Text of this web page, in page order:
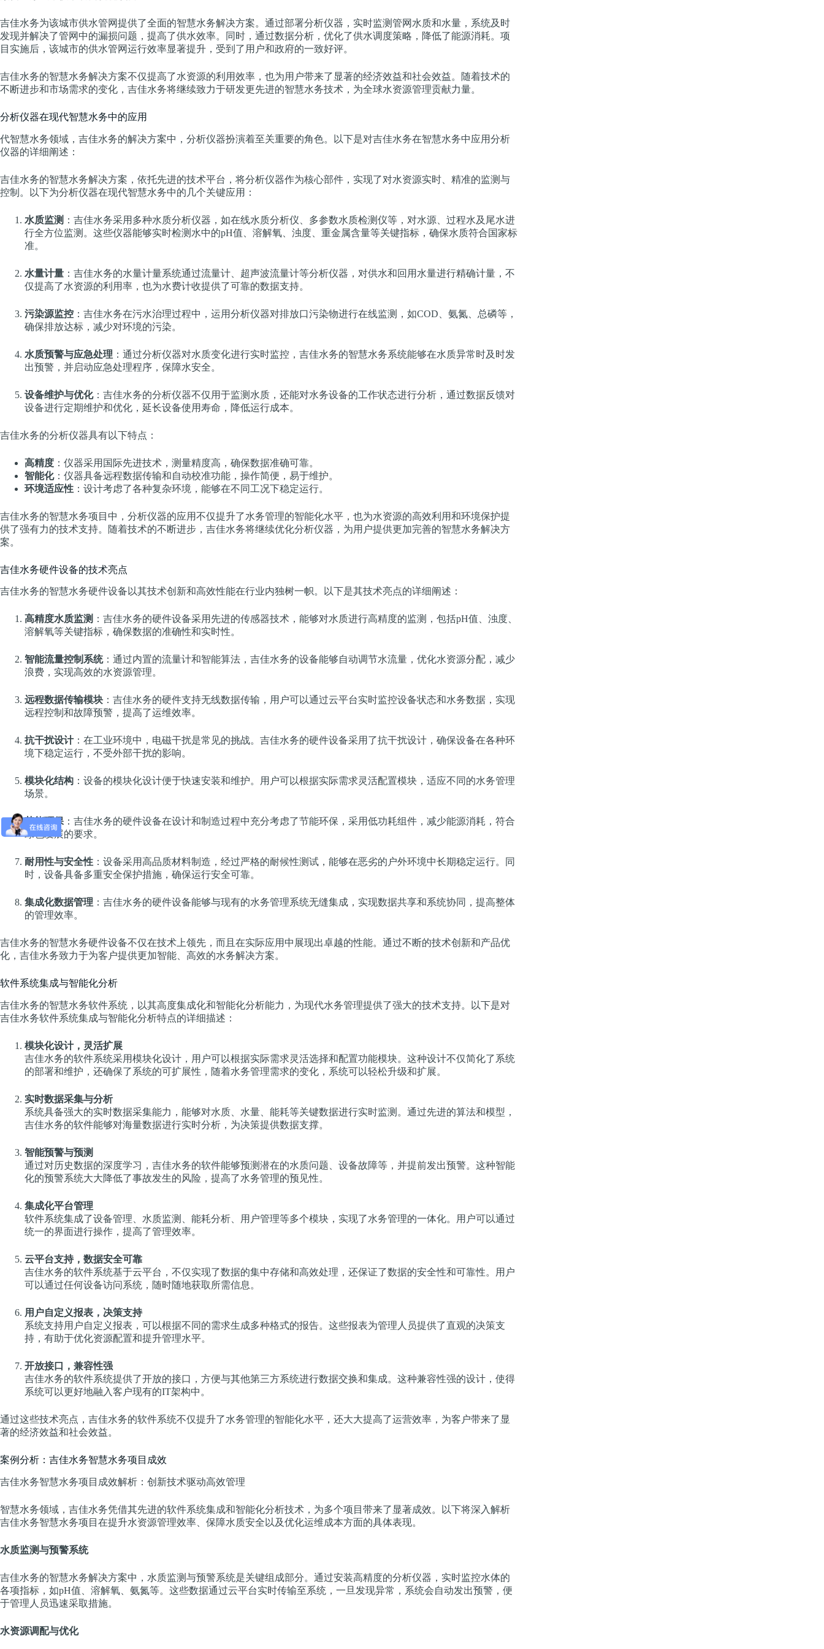
吉佳水务为该城市供水管网提供了全面的智慧水务解决方案。通过部署分析仪器，实时监测管网水质和水量，系统及时
发现并解决了管网中的漏损问题，提高了供水效率。同时，通过数据分析，优化了供水调度策略，降低了能源消耗。项
目实施后，该城市的供水管网运行效率显著提升，受到了用户和政府的一致好评。
吉佳水务的智慧水务解决方案不仅提高了水资源的利用效率，也为用户带来了显著的经济效益和社会效益。随着技术的
不断进步和市场需求的变化，吉佳水务将继续致力于研发更先进的智慧水务技术，为全球水资源管理贡献力量。
分析仪器在现代智慧水务中的应用
代智慧水务领域，吉佳水务的解决方案中，分析仪器扮演着至关重要的角色。以下是对吉佳水务在智慧水务中应用分析
仪器的详细阐述：
吉佳水务的智慧水务解决方案，依托先进的技术平台，将分析仪器作为核心部件，实现了对水资源实时、精准的监测与
控制。以下为分析仪器在现代智慧水务中的几个关键应用：
水质监测 ：吉佳水务采用多种水质分析仪器，如在线水质分析仪、多参数水质检测仪等，对水源、过程水及尾水进
行全方位监测。这些仪器能够实时检测水中的pH值、溶解氧、浊度、重金属含量等关键指标，确保水质符合国家标
准。
水量计量 ：吉佳水务的水量计量系统通过流量计、超声波流量计等分析仪器，对供水和回用水量进行精确计量，不
仅提高了水资源的利用率，也为水费计收提供了可靠的数据支持。
污染源监控 ：吉佳水务在污水治理过程中，运用分析仪器对排放口污染物进行在线监测，如COD、氨氮、总磷等，
确保排放达标，减少对环境的污染。
水质预警与应急处理 ：通过分析仪器对水质变化进行实时监控，吉佳水务的智慧水务系统能够在水质异常时及时发
出预警，并启动应急处理程序，保障水安全。
设备维护与优化：吉佳水务的分析仪器不仅用于监测水质，还能对水务设备的工作状态进行分析，通过数据反馈对
设备进行定期维护和优化，延长设备使用寿命，降低运行成本。
吉佳水务的分析仪器具有以下特点：
高精度 ：仪器采用国际先进技术，测量精度高，确保数据准确可靠。
智能化：仪器具备远程数据传输和自动校准功能，操作简便，易于维护。
环境适应性 ：设计考虑了各种复杂环境，能够在不同工况下稳定运行。
吉佳水务的智慧水务项目中，分析仪器的应用不仅提升了水务管理的智能化水平，也为水资源的高效利用和环境保护提
供了强有力的技术支持。随着技术的不断进步，吉佳水务将继续优化分析仪器，为用户提供更加完善的智慧水务解决方
案。
吉佳水务硬件设备的技术亮点
吉佳水务的智慧水务硬件设备以其技术创新和高效性能在行业内独树一帜。以下是其技术亮点的详细阐述：
高精度水质监测 ：吉佳水务的硬件设备采用先进的传感器技术，能够对水质进行高精度的监测，包括pH值、浊度、
溶解氧等关键指标，确保数据的准确性和实时性。
智能流量控制系统：通过内置的流量计和智能算法，吉佳水务的设备能够自动调节水流量，优化水资源分配，减少
浪费，实现高效的水资源管理。
远程数据传输模块 ：吉佳水务的硬件支持无线数据传输，用户可以通过云平台实时监控设备状态和水务数据，实现
远程控制和故障预警，提高了运维效率。
抗干扰设计：在工业环境中，电磁干扰是常见的挑战。吉佳水务的硬件设备采用了抗干扰设计，确保设备在各种环
境下稳定运行，不受外部干扰的影响。
模块化结构 ：设备的模块化设计便于快速安装和维护。用户可以根据实际需求灵活配置模块，适应不同的水务管理
场景。
节能环保 ：吉佳水务的硬件设备在设计和制造过程中充分考虑了节能环保，采用低功耗组件，减少能源消耗，符合
绿色发展的要求。
耐用性与安全性 ：设备采用高品质材料制造，经过严格的耐候性测试，能够在恶劣的户外环境中长期稳定运行。同
时，设备具备多重安全保护措施，确保运行安全可靠。
集成化数据管理 ：吉佳水务的硬件设备能够与现有的水务管理系统无缝集成，实现数据共享和系统协同，提高整体
的管理效率。
吉佳水务的智慧水务硬件设备不仅在技术上领先，而且在实际应用中展现出卓越的性能。通过不断的技术创新和产品优
化，吉佳水务致力于为客户提供更加智能、高效的水务解决方案。
软件系统集成与智能化分析
吉佳水务的智慧水务软件系统，以其高度集成化和智能化分析能力，为现代水务管理提供了强大的技术支持。以下是对
吉佳水务软件系统集成与智能化分析特点的详细描述：
模块化设计，灵活扩展
吉佳水务的软件系统采用模块化设计，用户可以根据实际需求灵活选择和配置功能模块。这种设计不仅简化了系统
的部署和维护，还确保了系统的可扩展性，随着水务管理需求的变化，系统可以轻松升级和扩展。
实时数据采集与分析
系统具备强大的实时数据采集能力，能够对水质、水量、能耗等关键数据进行实时监测。通过先进的算法和模型，
吉佳水务的软件能够对海量数据进行实时分析，为决策提供数据支撑。
智能预警与预测
通过对历史数据的深度学习，吉佳水务的软件能够预测潜在的水质问题、设备故障等，并提前发出预警。这种智能
化的预警系统大大降低了事故发生的风险，提高了水务管理的预见性。
集成化平台管理
软件系统集成了设备管理、水质监测、能耗分析、用户管理等多个模块，实现了水务管理的一体化。用户可以通过
统一的界面进行操作，提高了管理效率。
云平台支持，数据安全可靠
吉佳水务的软件系统基于云平台，不仅实现了数据的集中存储和高效处理，还保证了数据的安全性和可靠性。用户
可以通过任何设备访问系统，随时随地获取所需信息。
用户自定义报表，决策支持
系统支持用户自定义报表，可以根据不同的需求生成多种格式的报告。这些报表为管理人员提供了直观的决策支
持，有助于优化资源配置和提升管理水平。
开放接口，兼容性强
吉佳水务的软件系统提供了开放的接口，方便与其他第三方系统进行数据交换和集成。这种兼容性强的设计，使得
系统可以更好地融入客户现有的IT架构中。
通过这些技术亮点，吉佳水务的软件系统不仅提升了水务管理的智能化水平，还大大提高了运营效率，为客户带来了显
著的经济效益和社会效益。
案例分析：吉佳水务智慧水务项目成效
吉佳水务智慧水务项目成效解析：创新技术驱动高效管理
智慧水务领域，吉佳水务凭借其先进的软件系统集成和智能化分析技术，为多个项目带来了显著成效。以下将深入解析
吉佳水务智慧水务项目在提升水资源管理效率、保障水质安全以及优化运维成本方面的具体表现。
水质监测与预警系统
吉佳水务的智慧水务解决方案中，水质监测与预警系统是关键组成部分。通过安装高精度的分析仪器，实时监控水体的
各项指标，如pH值、溶解氧、氨氮等。这些数据通过云平台实时传输至系统，一旦发现异常，系统会自动发出预警，便
于管理人员迅速采取措施。
水资源调配与优化